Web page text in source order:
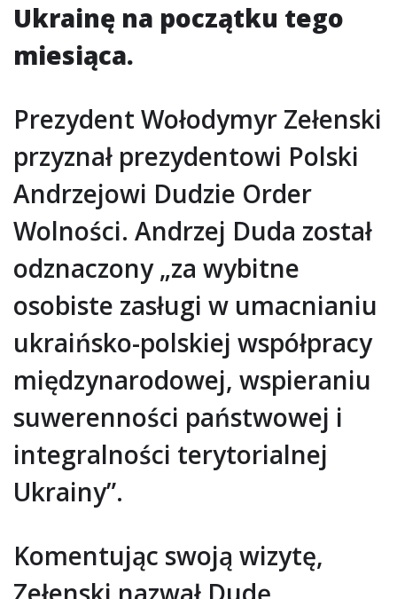
Ukrainę na początku tego
miesiąca.
Prezydent Wołodymyr Zełenski
przyznał prezydentowi Polski
Andrzejowi Dudzie Order
Wolności. Andrzej Duda został
odznaczony „za wybitne
osobiste zasługi w umacnianiu
ukraińsko-polskiej współpracy
międzynarodowej, wspieraniu
suwerenności państwowej i
integralności terytorialnej
Ukrainy”.
Komentując swoją wizytę,